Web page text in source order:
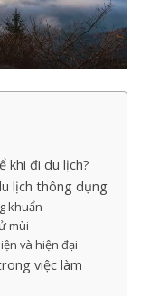
khi đi du lịch?
lịch thông dụng
khuẩn
mùi
và hiện đại
việc làm